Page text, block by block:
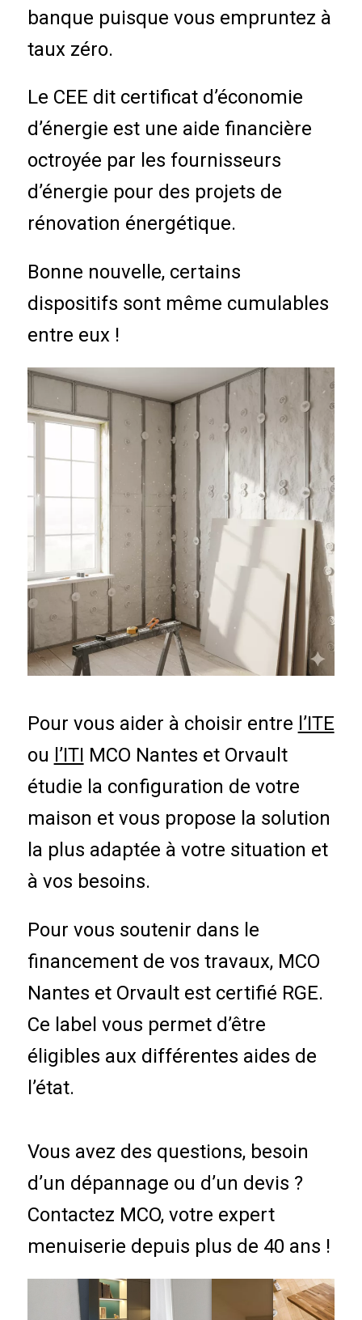
banque puisque vous empruntez à
taux zéro.
Le CEE dit certificat d’économie
d’énergie est une aide financière
octroyée par les fournisseurs
d’énergie pour des projets de
rénovation énergétique.
Bonne nouvelle, certains
dispositifs sont même cumulables
entre eux !
Pour vous aider à choisir entre l’ITE
ou l’ITI MCO Nantes et Orvault
étudie la configuration de votre
maison et vous propose la solution
la plus adaptée à votre situation et
à vos besoins.
Pour vous soutenir dans le
financement de vos travaux, MCO
Nantes et Orvault est certifié RGE.
Ce label vous permet d’être
éligibles aux différentes aides de
l’état.
Vous avez des questions, besoin
d’un dépannage ou d’un devis ?
Contactez MCO, votre expert
menuiserie depuis plus de 40 ans !